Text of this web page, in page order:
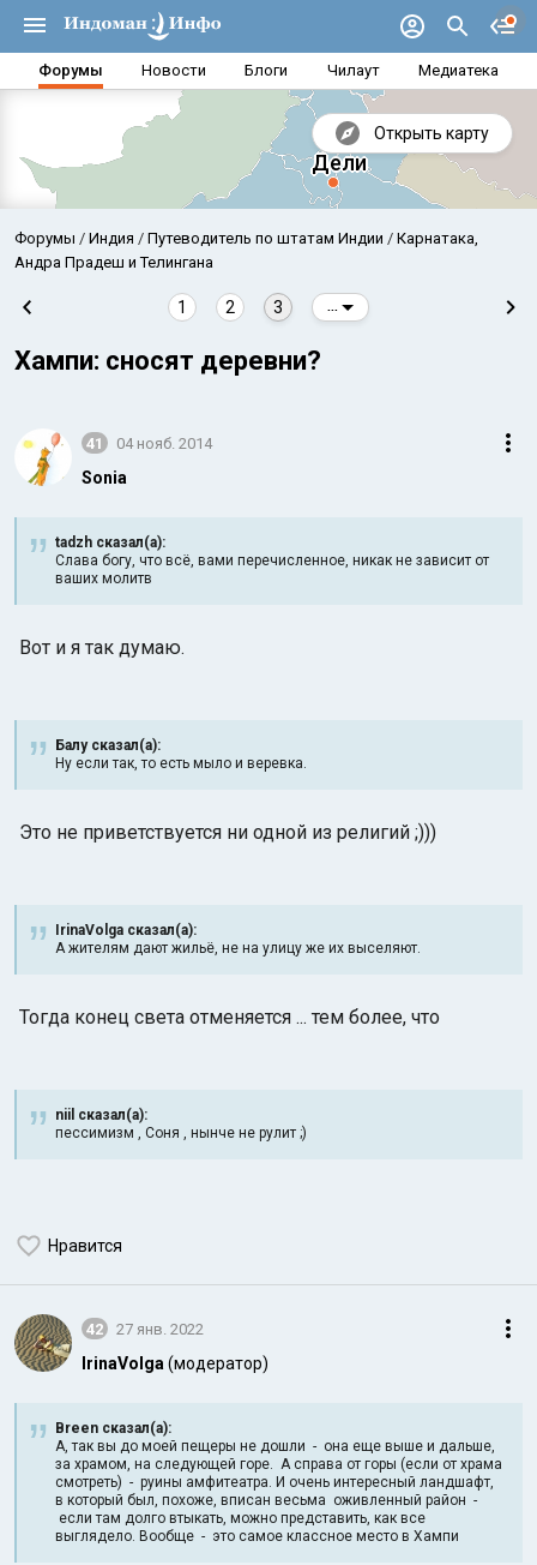
Форумы Новости Блоги Чилаут Медиатека
Открыть карту
Аравийское море
Форумы Индия Путеводитель по штатам Индии
Карнатака,
Андра Прадеш и Телингана
1 2 3
Хампи: сносят деревни?
41 04 нояб. 2014
Sonia
tadzh сказал(а):
Слава богу, что всё, вами перечисленное, никак не зависит от
ваших молитв
Вот и я так думаю.
Балу сказал(а):
Ну если так, то есть мыло и веревка.
Это не приветствуется ни одной из религий ;)))
IrinaVolga сказал(а):
А жителям дают жильё, не на улицу же их выселяют.
Тогда конец света отменяется ... тем более, что
niil сказал(а):
пессимизм , Соня , нынче не рулит ;)
Нравится
42 27 янв. 2022
IrinaVolga (модератор)
Breen сказал(а):
А, так вы до моей пещеры не дошли - она еще выше и дальше,
за храмом, на следующей горе. А справа от горы (если от храма
смотреть) - руины амфитеатра. И очень интересный ландшафт,
в который был, похоже, вписан весьма оживленный район -
если там долго втыкать, можно представить, как все
выглядело. Вообще - это самое классное место в Хампи